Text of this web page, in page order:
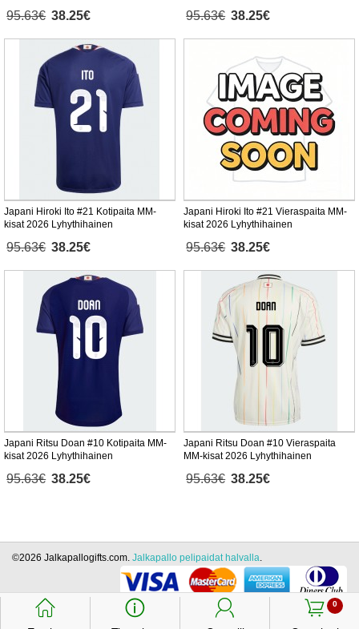
95.63€ 38.25€ 95.63€ 38.25€
Japani Hiroki Ito #21 Kotipaita MM-
kisat 2026 Lyhythihainen
95.63€ 38.25€
Japani Hiroki Ito #21 Vieraspaita MM-
kisat 2026 Lyhythihainen
95.63€ 38.25€
Japani Ritsu Doan #10 Kotipaita MM-
kisat 2026 Lyhythihainen
95.63€ 38.25€
Japani Ritsu Doan #10 Vieraspaita
MM-kisat 2026 Lyhythihainen
95.63€ 38.25€
󰃱 󰈢 󰃳 0
󰃦
©2026 Jalkapallogifts.com. Jalkapallo pelipaidat halvalla.